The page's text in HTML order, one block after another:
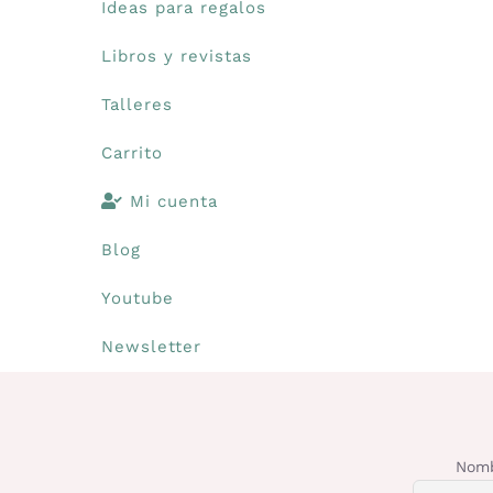
Ideas para regalos
Libros y revistas
Talleres
Carrito
Mi cuenta
Blog
Youtube
Newsletter